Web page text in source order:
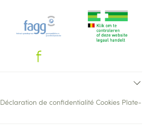
Déclaration de confidentialité Cookies Plate-